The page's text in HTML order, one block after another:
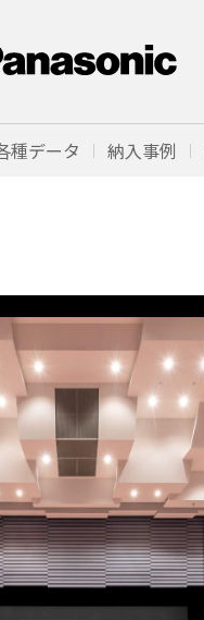
種データ 納入事例